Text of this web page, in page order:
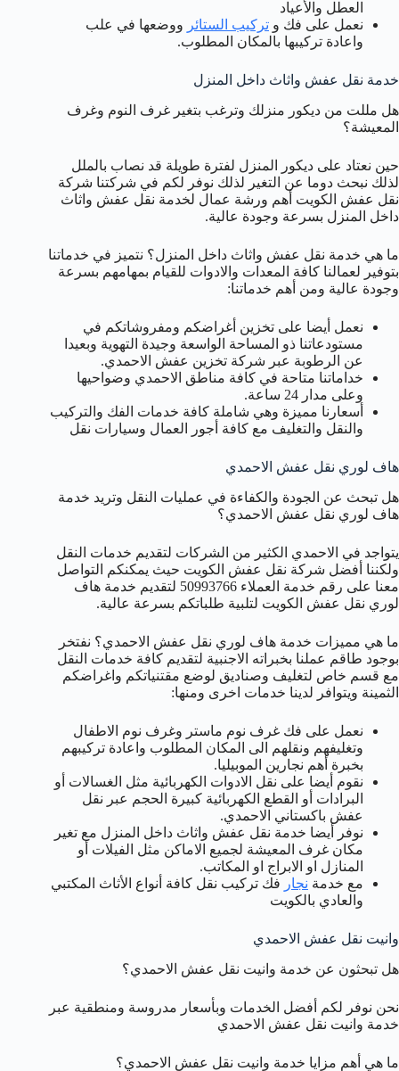
العطل والأعياد
نعمل على فك و تركيب الستائر ووضعها في علب
واعادة تركيبها بالمكان المطلوب.
خدمة نقل عفش واثاث داخل المنزل
هل مللت من ديكور منزلك وترغب بتغير غرف النوم وغرف
المعيشة؟
حين نعتاد على ديكور المنزل لفترة طويلة قد نصاب بالملل
لذلك نبحث دوما عن التغير لذلك نوفر لكم في شركتنا شركة
نقل عفش الكويت أهم ورشة عمال لخدمة نقل عفش واثاث
داخل المنزل بسرعة وجودة عالية.
ما هي خدمة نقل عفش واثاث داخل المنزل؟ نتميز في خدماتنا
بتوفير لعمالنا كافة المعدات والادوات للقيام بمهامهم بسرعة
وجودة عالية ومن أهم خدماتنا:
نعمل أيضا على تخزين أغراضكم ومفروشاتكم في
مستودعاتنا ذو المساحة الواسعة وجيدة التهوية وبعيدا
عن الرطوبة عبر شركة تخزين عفش الاحمدي.
خداماتنا متاحة في كافة مناطق الاحمدي وضواحيها
وعلى مدار 24 ساعة.
أسعارنا مميزة وهي شاملة كافة خدمات الفك والتركيب
والنقل والتغليف مع كافة أجور العمال وسيارات نقل
هاف لوري نقل عفش الاحمدي
هل تبحث عن الجودة والكفاءة في عمليات النقل وتريد خدمة
هاف لوري نقل عفش الاحمدي؟
يتواجد في الاحمدي الكثير من الشركات لتقديم خدمات النقل
ولكننا أفضل شركة نقل عفش الكويت حيث يمكنكم التواصل
معنا على رقم خدمة العملاء 50993766 لتقديم خدمة هاف
لوري نقل عفش الكويت لتلبية طلباتكم بسرعة عالية.
ما هي مميزات خدمة هاف لوري نقل عفش الاحمدي؟ نفتخر
بوجود طاقم عملنا بخبراته الاجنبية لتقديم كافة خدمات النقل
مع قسم خاص لتغليف وصناديق لوضع مقتنياتكم واغراضكم
الثمينة ويتوافر لدينا خدمات اخرى ومنها:
نعمل على فك غرف نوم ماستر وغرف نوم الاطفال
وتغليفهم ونقلهم الى المكان المطلوب واعادة تركيبهم
بخبرة أهم نجارين الموبيليا.
نقوم أيضا على نقل الادوات الكهربائية مثل الغسالات أو
البرادات أو القطع الكهربائية كبيرة الحجم عبر نقل
عفش باكستاني الاحمدي.
نوفر أيضا خدمة نقل عفش واثاث داخل المنزل مع تغير
مكان غرف المعيشة لجميع الاماكن مثل الفيلات أو
المنازل او الابراج او المكاتب.
مع خدمة نجار فك تركيب نقل كافة أنواع الأثاث المكتبي
والعادي بالكويت
وانيت نقل عفش الاحمدي
هل تبحثون عن خدمة وانيت نقل عفش الاحمدي؟
نحن نوفر لكم أفضل الخدمات وبأسعار مدروسة ومنطقية عبر
خدمة وانيت نقل عفش الاحمدي
ما هي أهم مزايا خدمة وانيت نقل عفش الاحمدي؟